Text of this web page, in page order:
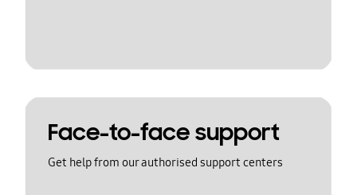
Face-to-face support
Get help from our authorised support centers